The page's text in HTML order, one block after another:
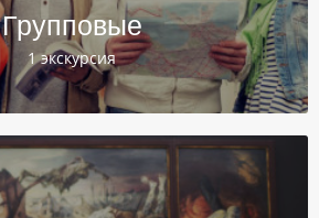
Групповые
1 экскурсия